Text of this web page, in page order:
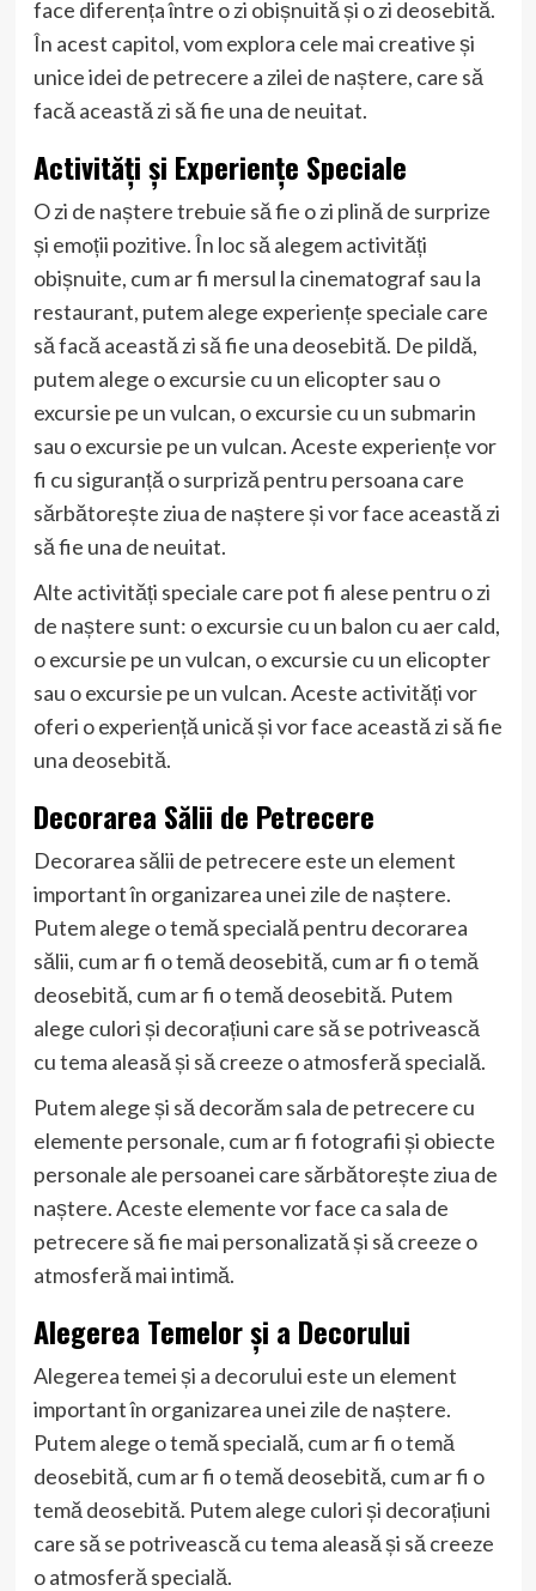
face diferența între o zi obișnuită și o zi deosebită.
În acest capitol, vom explora cele mai creative și
unice idei de petrecere a zilei de naștere, care să
facă această zi să fie una de neuitat.
Activități și Experiențe Speciale
O zi de naștere trebuie să fie o zi plină de surprize
și emoții pozitive. În loc să alegem activități
obișnuite, cum ar fi mersul la cinematograf sau la
restaurant, putem alege experiențe speciale care
să facă această zi să fie una deosebită. De pildă,
putem alege o excursie cu un elicopter sau o
excursie pe un vulcan, o excursie cu un submarin
sau o excursie pe un vulcan. Aceste experiențe vor
fi cu siguranță o surpriză pentru persoana care
sărbătorește ziua de naștere și vor face această zi
să fie una de neuitat.
Alte activități speciale care pot fi alese pentru o zi
de naștere sunt: o excursie cu un balon cu aer cald,
o excursie pe un vulcan, o excursie cu un elicopter
sau o excursie pe un vulcan. Aceste activități vor
oferi o experiență unică și vor face această zi să fie
una deosebită.
Decorarea Sălii de Petrecere
Decorarea sălii de petrecere este un element
important în organizarea unei zile de naștere.
Putem alege o temă specială pentru decorarea
sălii, cum ar fi o temă deosebită, cum ar fi o temă
deosebită, cum ar fi o temă deosebită. Putem
alege culori și decorațiuni care să se potrivească
cu tema aleasă și să creeze o atmosferă specială.
Putem alege și să decorăm sala de petrecere cu
elemente personale, cum ar fi fotografii și obiecte
personale ale persoanei care sărbătorește ziua de
naștere. Aceste elemente vor face ca sala de
petrecere să fie mai personalizată și să creeze o
atmosferă mai intimă.
Alegerea Temelor și a Decorului
Alegerea temei și a decorului este un element
important în organizarea unei zile de naștere.
Putem alege o temă specială, cum ar fi o temă
deosebită, cum ar fi o temă deosebită, cum ar fi o
temă deosebită. Putem alege culori și decorațiuni
care să se potrivească cu tema aleasă și să creeze
o atmosferă specială.